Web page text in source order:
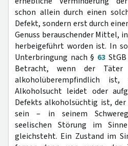
schon allein durch einen
Defekt, sondern erst durch
Genuss berauschender Mittel,
herbeigeführt worden ist. In
Unterbringung nach § 63
Betracht, wenn der Täter
alkoholüberempfindlich
Alkoholsucht leidet oder
Defekts alkoholsüchtig ist,
sein – in seinem
seelischen Störung im
gleichsteht. Ein Zustand im